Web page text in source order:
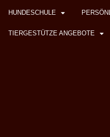
HUNDESCHULE
TIERGESTÜTZE ANGEBOTE